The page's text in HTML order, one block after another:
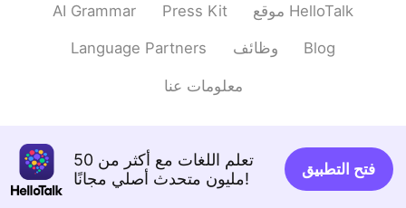
AI Grammar Press Kit موقع HelloTalk
Language Partners وظائف Blog
معلومات عنا
تعلم اللغات مع أكثر من 50
مليون متحدث أصلي مجانًا!
فتح التطبيق